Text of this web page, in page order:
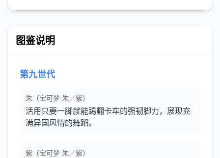
图鉴说明
第九世代
朱（宝可梦 朱／紫）
活用只要一脚就能踢翻卡车的强韧脚力，展现充
满异国风情的舞蹈。
紫（宝可梦 朱／紫）